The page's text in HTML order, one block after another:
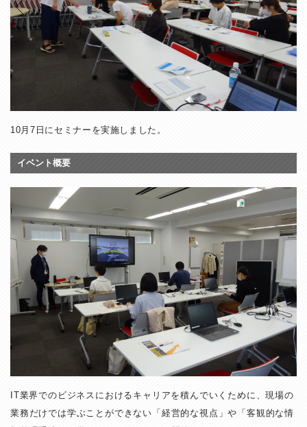
10月7日にセミナーを実施しました。
イベント概要
IT業界でのビジネスにおけるキャリアを積んでいくために、現場の
業務だけでは学ぶことができない「経営的な視点」や「客観的な情